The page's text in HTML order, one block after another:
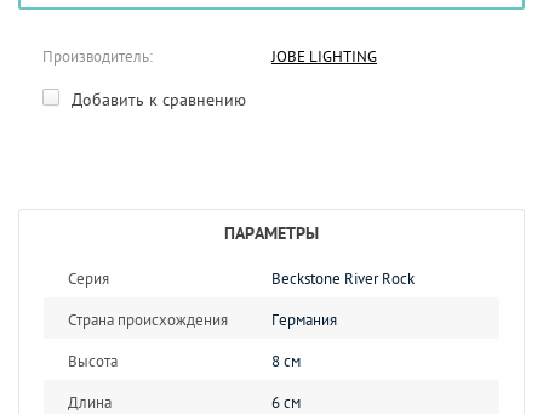
Производитель: JOBE LIGHTING
Добавить к сравнению
ПАРАМЕТРЫ
Серия
Beckstone River Rock
Страна происхождения
Германия
Высота
8 см
Длина
6 см